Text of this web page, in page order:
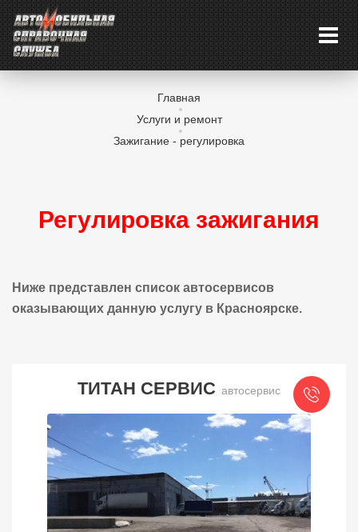
Главная
Услуги и ремонт
Зажигание - регулировка
Регулировка зажигания
Ниже представлен список автосервисов
оказывающих данную услугу в Красноярске.
ТИТАН СЕРВИС автосервис